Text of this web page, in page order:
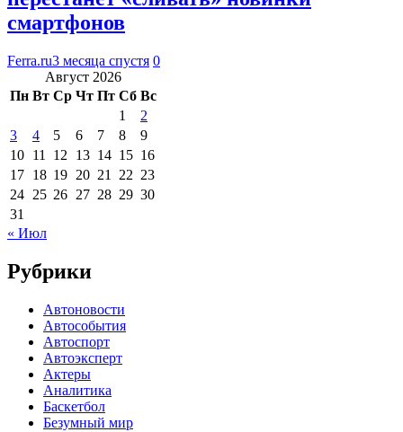
смартфонов
Ferra.ru3 месяца спустя 0
Август 2026
Пн Вт Ср Чт Пт Сб Вс
1
2
3
4 5 6 7 8
9
10 11 12 13 14 15 16
17 18 19 20 21 22 23
24 25 26 27 28 29 30
31
« Июл
Рубрики
Автоновости
Автособытия
Автоспорт
Автоэксперт
Актеры
Аналитика
Баскетбол
Безумный мир